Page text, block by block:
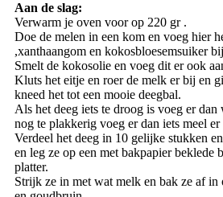
Aan de slag:
Verwarm je oven voor op 220 gr .
Doe de melen in een kom en voeg hier
,xanthaangom en kokosbloesemsuiker
Smelt de kokosolie en voeg dit er ook
Kluts het eitje en roer de melk er bij en
kneed het tot een mooie deegbal.
Als het deeg iets te droog is voeg er dan
nog te plakkerig voeg er dan iets meel er
Verdeel het deeg in 10 gelijke stukken
en leg ze op een met bakpapier beklede
platter.
Strijk ze in met wat melk en bak ze af in